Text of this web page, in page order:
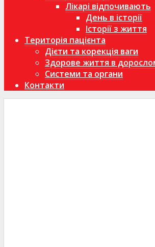
Лікарі відпочивають
День в історії
Історії з життя
Територія пацієнта
Дієти та корекція ваги
Здорове життя в
Системи та органи
Контакти